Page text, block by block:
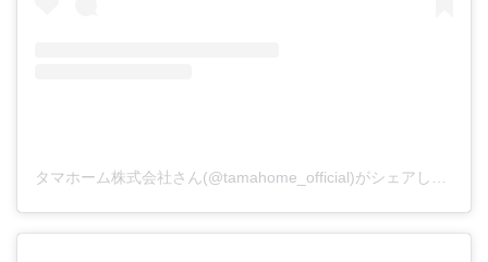
タマホーム株式会社さん(@tamahome_official)がシェアした投稿